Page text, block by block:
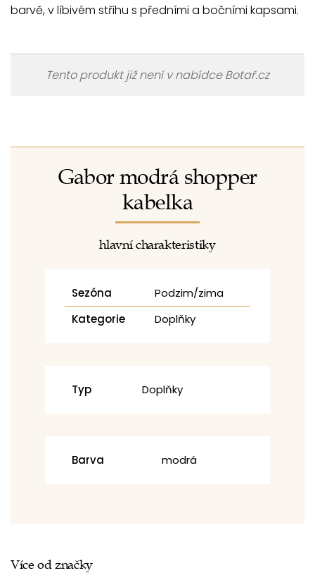
barvě, v líbivém střihu s předními a bočními kapsami.
Tento produkt již není v nabídce Botař.cz
Gabor modrá shopper
kabelka
hlavní charakteristiky
Sezóna
Podzim/zima
Kategorie
Doplňky
Typ Doplňky
Barva modrá
Více od značky